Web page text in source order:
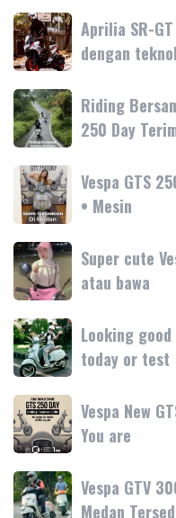
Vespa
Primavera
Tanyakan
Vespa
Primavera
180cc
terbaru
Aprilia
SR-
GT
Sport
Aprilia
SR-
GT
hadir
dengan
teknologi
fitur
Aprilia SR-
dengan
Riding
Bersama
Motoplex
Garda
Medan
GTS
250
Day
Terima
kasih
Riding
250 Day
Vespa
GTS
250
terbaru
resmi
rilis
di
Medan!
•
Mesin
Vespa GTS
• Mesin
Super
cute
Vespa
LX
pink/lilac
Yuk
test
ride
atau
bawa
Super cute
atau bawa
Looking
good
in
Vespa
Primavera
Get
yours
today
or
Looking
today or test
Vespa
New
GTS
250
Day!
Celebrate
Vespa New
You are
Vespa
GTV
Vespa GTV
Medan